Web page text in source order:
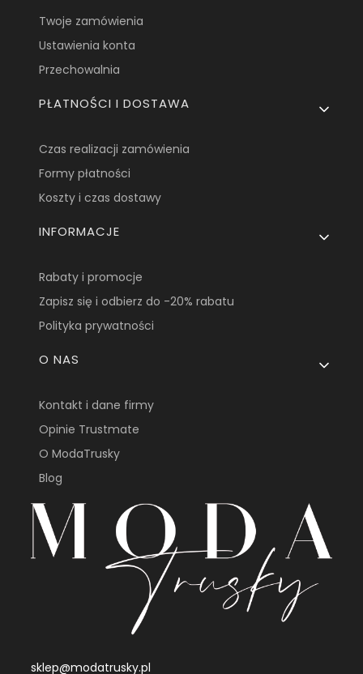
Twoje zamówienia
Ustawienia konta
Przechowalnia
PŁATNOŚCI I DOSTAWA
Czas realizacji zamówienia
Formy płatności
Koszty i czas dostawy
INFORMACJE
Rabaty i promocje
Zapisz się i odbierz do -20% rabatu
Polityka prywatności
O NAS
Kontakt i dane firmy
Opinie Trustmate
O ModaTrusky
Blog
sklep@modatrusky.pl